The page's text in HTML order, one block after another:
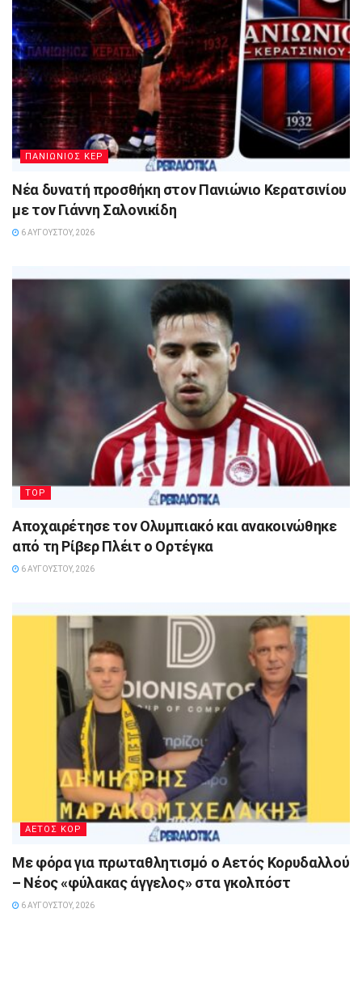
ΠΑΝΙΩΝΙΟΣ ΚΕΡ
Νέα δυνατή προσθήκη στον Πανιώνιο Κερατσινίου
με τον Γιάννη Σαλονικίδη
6 ΑΥΓΟΎΣΤΟΥ, 2026
TOP
Αποχαιρέτησε τον Ολυμπιακό και ανακοινώθηκε
από τη Ρίβερ Πλέιτ ο Ορτέγκα
6 ΑΥΓΟΎΣΤΟΥ, 2026
ΑΕΤΟΣ ΚΟΡ
Με φόρα για πρωταθλητισμό ο Αετός Κορυδαλλού
– Νέος «φύλακας άγγελος» στα γκολπόστ
6 ΑΥΓΟΎΣΤΟΥ, 2026